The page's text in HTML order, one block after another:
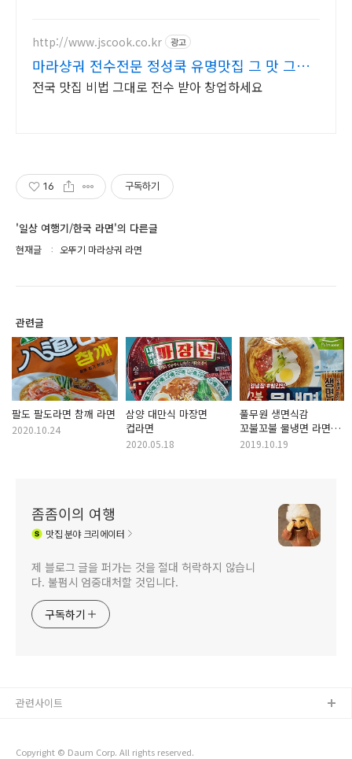
http://www.jscook.co.kr 광고
마라샹궈 전수전문 정성쿡 유명맛집 그 맛 그대
로
전국 맛집 비법 그대로 전수 받아 창업하세요
16 구독하기
'일상 여행기/한국 라면'의 다른글
현재글 오뚜기 마라샹궈 라면
관련글
팔도 팔도라면 참깨 라면
2020.10.24
삼양 대만식 마장면
컵라면
2020.05.18
풀무원 생면식감
꼬불꼬불 물냉면 라면
후기
2019.10.19
좀좀이의 여행
맛집분야 크리에이터
제 블로그 글을 퍼가는 것을 절대 허락하지 않습니
다. 불펌시 엄중대처할 것입니다.
구독하기
Copyright © Daum Corp. All rights reserved.
관련사이트